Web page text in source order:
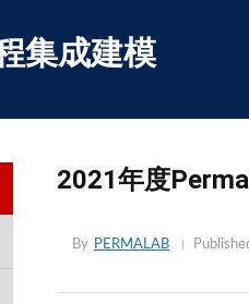
集成建模
2021年度
By PERMALAB